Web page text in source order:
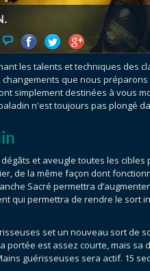
Visions horrifiques
VOIR +
les talents et techniques des
que nous
simplement destinées à vous
n'est toujours pas plongé
et aveugle toutes les
de la même façon dont
Sacré permettra
qui permettra de rendre le sort
set un nouveau sort de
portée est assez courte, mais
guérisseuses sera actif. 15